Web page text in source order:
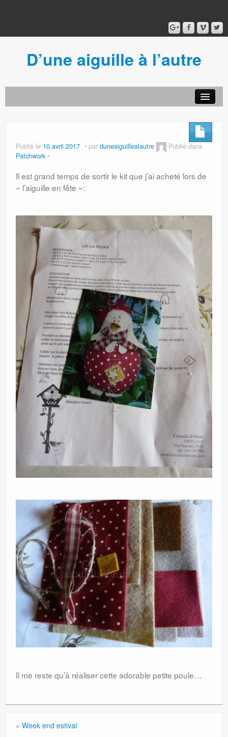
D’une aiguille à l’autre
Publié le 10 avril 2017 par duneaiguillealautre
Publié dans
Patchwork
Il est grand temps de sortir le kit que j’ai acheté lors de
« l’aiguille en fête »:
Il me reste qu’à réaliser cette adorable petite poule…
« Week end estival